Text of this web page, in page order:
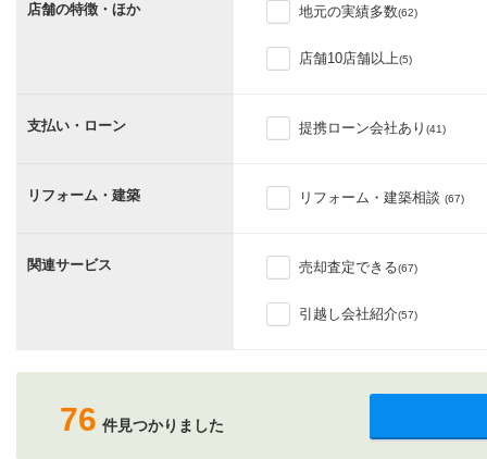
店舗の特徴・ほか 地元の実績多数(62)
店舗10店舗以上(5)
支払い・ローン 提携ローン会社あり (41)
リフォーム・建築 リフォーム・建築相談 (67)
関連サービス 売却査定できる(67)
引越し会社紹介(57)
76 件見つかりました